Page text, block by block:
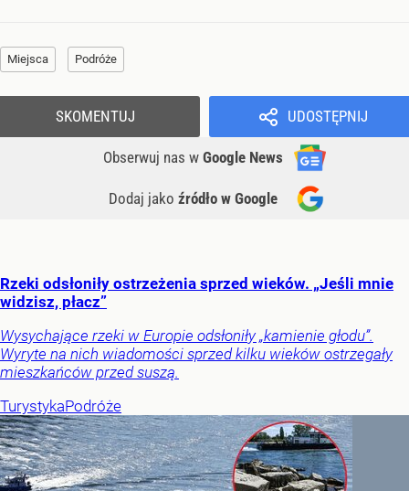
Miejsca Podróże
UDOSTĘPNIJ
Obserwuj nas w Google News
Dodaj jako źródło w Google
SKOMENTUJ
Rzeki odsłoniły ostrzeżenia sprzed wieków. „Jeśli mnie
widzisz, płacz”
Wysychające rzeki w Europie odsłoniły „kamienie głodu”.
Wyryte na nich wiadomości sprzed kilku wieków ostrzegały
mieszkańców przed suszą.
TurystykaPodróże